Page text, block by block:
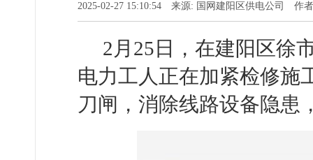
2025-02-27 15:10:54 来源: 国网建阳区供电公司 作
2月25日，在建阳区徐
电力工人正在加紧检修施
刀闸，消除线路设备隐患